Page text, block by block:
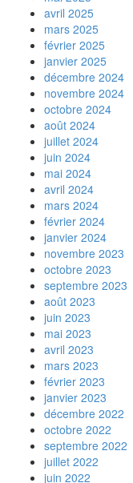
avril 2025
mars 2025
février 2025
janvier 2025
décembre 2024
novembre 2024
octobre 2024
août 2024
juillet 2024
juin 2024
mai 2024
avril 2024
mars 2024
février 2024
janvier 2024
novembre 2023
octobre 2023
septembre 2023
août 2023
juin 2023
mai 2023
avril 2023
mars 2023
février 2023
janvier 2023
décembre 2022
octobre 2022
septembre 2022
juillet 2022
juin 2022